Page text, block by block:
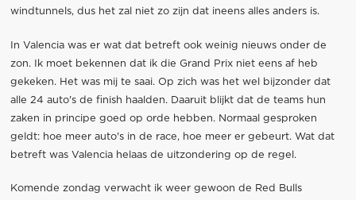
windtunnels, dus het zal niet zo zijn dat ineens alles anders is.
In Valencia was er wat dat betreft ook weinig nieuws onder de
zon. Ik moet bekennen dat ik die Grand Prix niet eens af heb
gekeken. Het was mij te saai. Op zich was het wel bijzonder dat
alle 24 auto's de finish haalden. Daaruit blijkt dat de teams hun
zaken in principe goed op orde hebben. Normaal gesproken
geldt: hoe meer auto's in de race, hoe meer er gebeurt. Wat dat
betreft was Valencia helaas de uitzondering op de regel.
Komende zondag verwacht ik weer gewoon de Red Bulls